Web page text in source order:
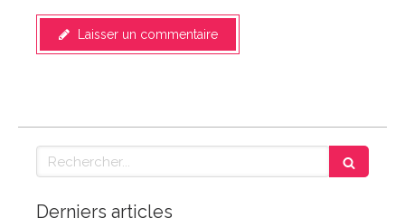
Laisser un commentaire
Rechercher
Derniers articles